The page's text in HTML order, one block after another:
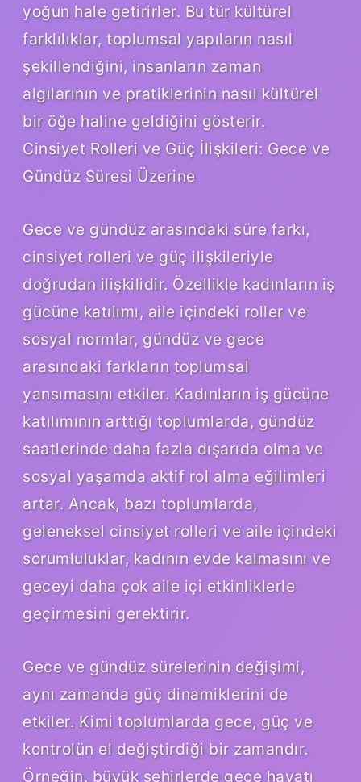
yoğun hale getirirler. Bu tür kültürel
farklılıklar, toplumsal yapıların nasıl
şekillendiğini, insanların zaman
algılarının ve pratiklerinin nasıl kültürel
bir öğe haline geldiğini gösterir.
Cinsiyet Rolleri ve Güç İlişkileri: Gece ve
Gündüz Süresi Üzerine
Gece ve gündüz arasındaki süre farkı,
cinsiyet rolleri ve güç ilişkileriyle
doğrudan ilişkilidir. Özellikle kadınların iş
gücüne katılımı, aile içindeki roller ve
sosyal normlar, gündüz ve gece
arasındaki farkların toplumsal
yansımasını etkiler. Kadınların iş gücüne
katılımının arttığı toplumlarda, gündüz
saatlerinde daha fazla dışarıda olma ve
sosyal yaşamda aktif rol alma eğilimleri
artar. Ancak, bazı toplumlarda,
geleneksel cinsiyet rolleri ve aile içindeki
sorumluluklar, kadının evde kalmasını ve
geceyi daha çok aile içi etkinliklerle
geçirmesini gerektirir.
Gece ve gündüz sürelerinin değişimi,
aynı zamanda güç dinamiklerini de
etkiler. Kimi toplumlarda gece, güç ve
kontrolün el değiştirdiği bir zamandır.
Örneğin, büyük şehirlerde gece hayatı